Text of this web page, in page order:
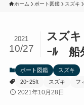
ホーム ボート図鑑 スズキ
スズ
ｰﾙ 船
2021
10/27
ボート図鑑
スズキ
20~25ft
スズキ フ
2021年10月28日